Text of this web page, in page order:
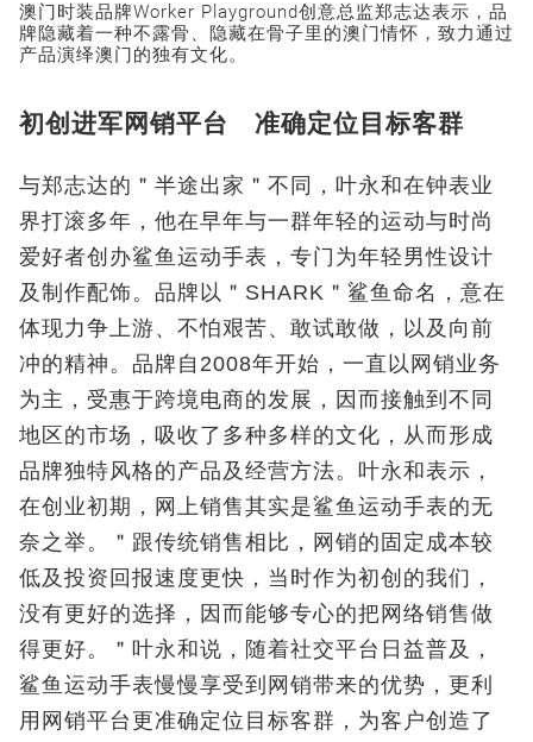
澳门时装品牌Worker Playground创意总监郑志达表示，品
牌隐藏着一种不露骨、隐藏在骨子里的澳门情怀，致力通过
产品演绎澳门的独有文化。
初创进军网销平台 准确定位目标客群
与郑志达的＂半途出家＂不同，叶永和在钟表业
界打滚多年，他在早年与一群年轻的运动与时尚
爱好者创办鲨鱼运动手表，专门为年轻男性设计
及制作配饰。品牌以＂SHARK＂鲨鱼命名，意在
体现力争上游、不怕艰苦、敢试敢做，以及向前
冲的精神。品牌自2008年开始，一直以网销业务
为主，受惠于跨境电商的发展，因而接触到不同
地区的市场，吸收了多种多样的文化，从而形成
品牌独特风格的产品及经营方法。叶永和表示，
在创业初期，网上销售其实是鲨鱼运动手表的无
奈之举。＂跟传统销售相比，网销的固定成本较
低及投资回报速度更快，当时作为初创的我们，
没有更好的选择，因而能够专心的把网络销售做
得更好。＂叶永和说，随着社交平台日益普及，
鲨鱼运动手表慢慢享受到网销带来的优势，更利
用网销平台更准确定位目标客群，为客户创造了